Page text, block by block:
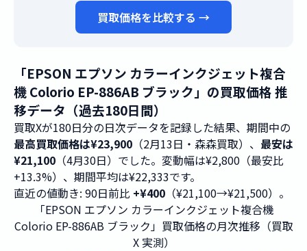
買取価格を比較する →
「EPSON エプソン カラーインクジェット複合
機 Colorio EP-886AB ブラック」の買取価格 推
移データ（過去180日間）
買取Xが180日分の日次データを記録した結果、期間中の
最高買取価格は¥23,900 （2月13日・森森買取）、 最安は
¥21,100 （4月30日）でした。変動幅は¥2,800（最安比
+13.3%）、期間平均は¥22,333です。
直近の値動き: 90日前比 +¥400 （¥21,100→¥21,500）。
「EPSON エプソン カラーインクジェット複合機
Colorio EP-886AB ブラック」買取価格の月次推移（買取
X 実測）